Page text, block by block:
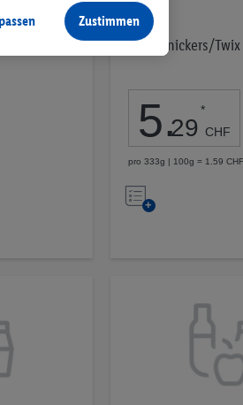
Mars/Snickers/
5.29
*
CHF
pro 333g | 100g = 1.59 CHF
Auf
Zustimmen